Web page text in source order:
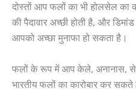
दोस्तों आप फलों का भी होलसेल
की पैदावार अच्छी होती है, और
आपको अच्छा मुनाफा हो सकता है।
फलों के रूप में आप केले, अनानास,
भारतीय फलों का कारोबार कर